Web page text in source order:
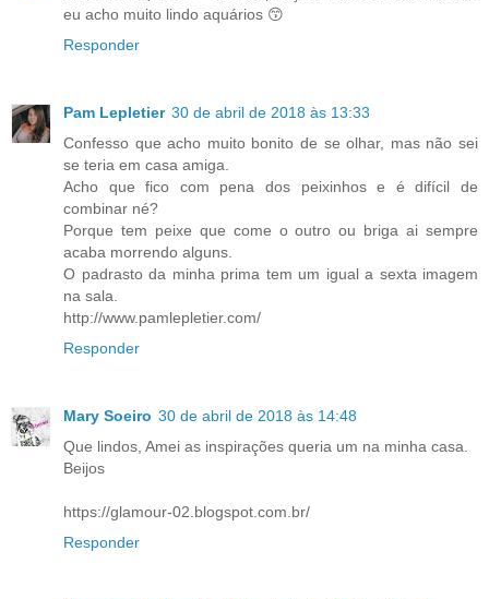
eu acho muito lindo aquários 😙
Responder
Pam Lepletier 30 de abril de 2018 às 13:33
Confesso que acho muito bonito de se olhar, mas não sei
se teria em casa amiga.
Acho que fico com pena dos peixinhos e é difícil de
combinar né?
Porque tem peixe que come o outro ou briga ai sempre
acaba morrendo alguns.
O padrasto da minha prima tem um igual a sexta imagem
na sala.
http://www.pamlepletier.com/
Responder
Mary Soeiro 30 de abril de 2018 às 14:48
Que lindos, Amei as inspirações queria um na minha casa.
Beijos
https://glamour-02.blogspot.com.br/
Responder